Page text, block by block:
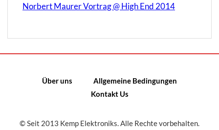
Norbert Maurer Vortrag @ High End 2014
Über uns
Allgemeine Bedingungen
Kontakt Us
© Seit 2013 Kemp Elektroniks. Alle Rechte vorbehalten.